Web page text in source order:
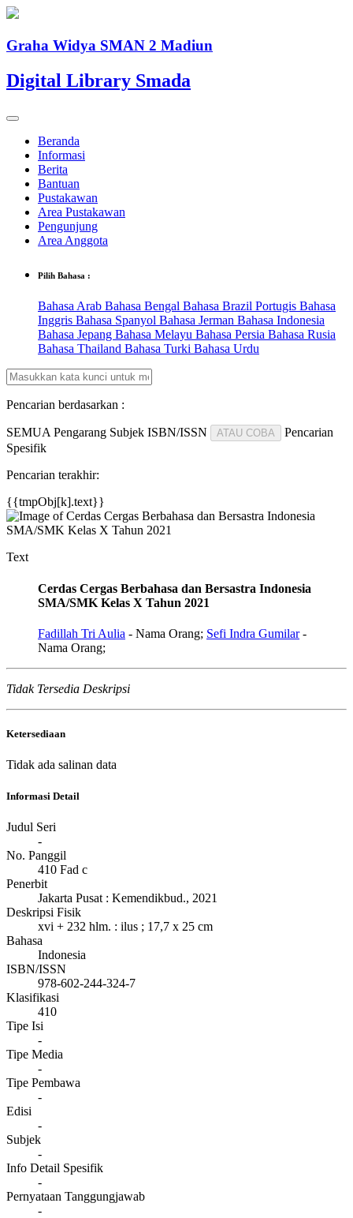
Graha Widya SMAN 2 Madiun
Digital Library Smada
Beranda
Informasi
Berita
Bantuan
Pustakawan
Area Pustakawan
Pengunjung
Area Anggota
Pilih Bahasa :
Bahasa Arab Bahasa Bengal Bahasa Brazil Portugis Bahasa
Inggris Bahasa Spanyol Bahasa Jerman Bahasa Indonesia
Bahasa Jepang Bahasa Melayu Bahasa Persia Bahasa Rusia
Bahasa Thailand Bahasa Turki Bahasa Urdu
Pencarian berdasarkan :
SEMUA Pengarang Subjek ISBN/ISSN ATAU COBA
Pencarian
Spesifik
Pencarian terakhir:
{{tmpObj[k].text}}
Text
Cerdas Cergas Berbahasa dan Bersastra Indonesia
SMA/SMK Kelas X Tahun 2021
Fadillah Tri Aulia - Nama Orang; Sefi Indra Gumilar-
Nama Orang;
Tidak Tersedia Deskripsi
Ketersediaan
Tidak ada salinan data
Informasi Detail
Judul Seri
-
No. Panggil
410 Fad c
Penerbit
Jakarta Pusat : Kemendikbud., 2021
Deskripsi Fisik
xvi + 232 hlm. : ilus ; 17,7 x 25 cm
Bahasa
Indonesia
ISBN/ISSN
978-602-244-324-7
Klasifikasi
410
Tipe Isi
-
Tipe Media
-
Tipe Pembawa
-
Edisi
-
Subjek
-
Info Detail Spesifik
-
Pernyataan Tanggungjawab
-